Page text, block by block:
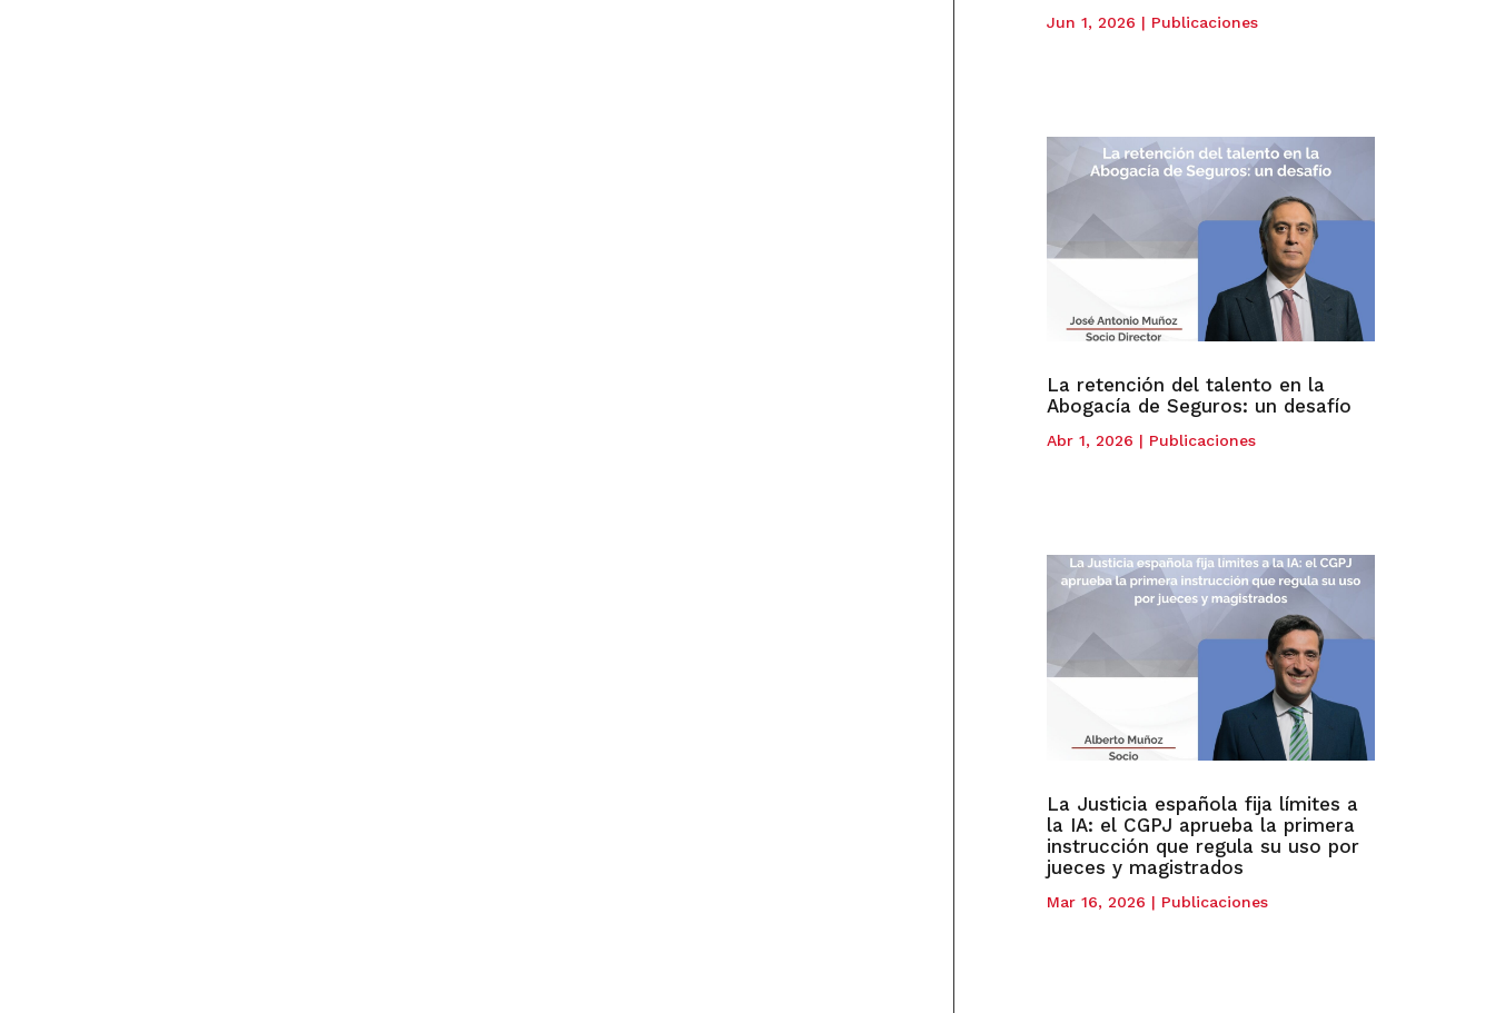
Jun 1, 2026 | Publicaciones
La retención del talento en la
Abogacía de Seguros: un desafío
Abr 1, 2026 | Publicaciones
La Justicia española fija límites a
la IA: el CGPJ aprueba la primera
instrucción que regula su uso por
jueces y magistrados
Mar 16, 2026 | Publicaciones